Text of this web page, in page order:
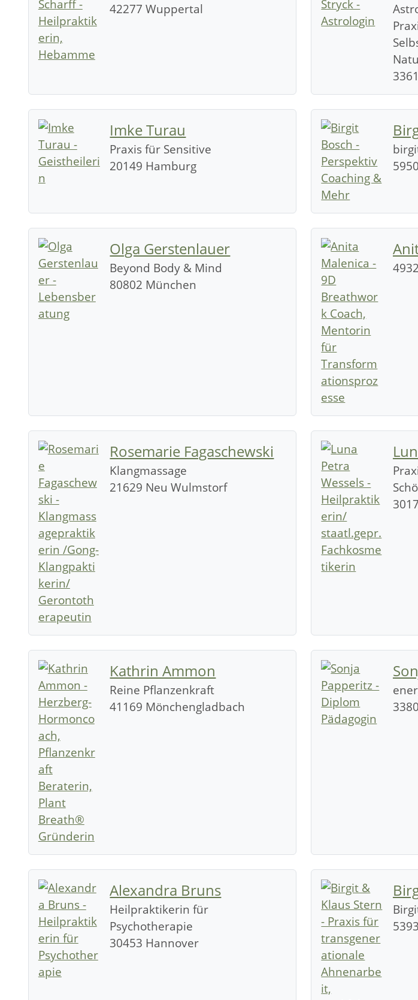
42277 Wuppertal
Imke Turau
Praxis für Sensitive
20149 Hamburg
Olga Gerstenlauer
Beyond Body & Mind
80802 München
Rosemarie Fagaschewski
Klangmassage
21629 Neu Wulmstorf
Kathrin Ammon
Reine Pflanzenkraft
41169 Mönchengladbach
Alexandra Bruns
Heilpraktikerin für
Psychotherapie
30453 Hannover